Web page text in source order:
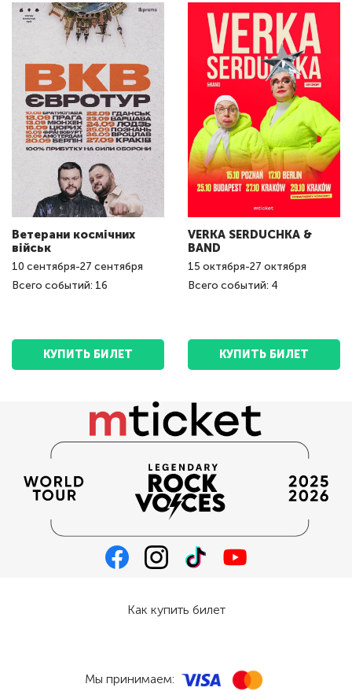
Ветерани космічних
військ
10 сентября-27 сентября
Всего событий: 16
КУПИТЬ БИЛЕТ
VERKA SERDUCHKA &
BAND
15 октября-27 октября
Всего событий: 4
КУПИТЬ БИЛЕТ
Как купить билет
Мы принимаем: